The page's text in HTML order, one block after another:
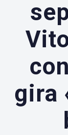
gira